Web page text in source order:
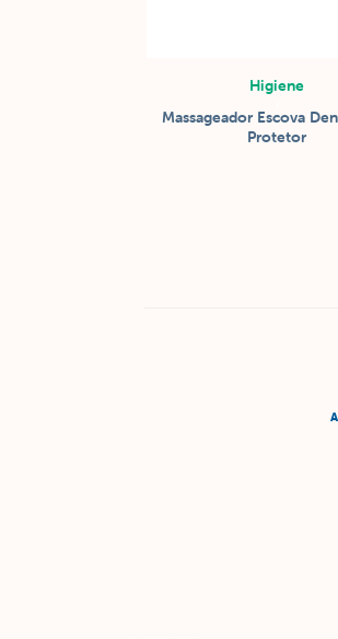
Higiene
Higiene do BEBÊ
Massageador Escova
Protetor